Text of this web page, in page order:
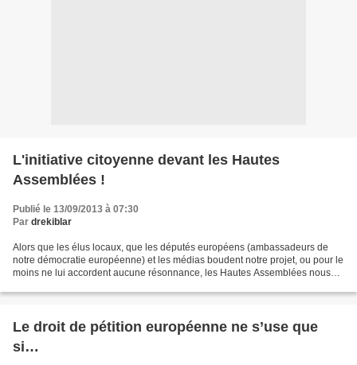
L'initiative citoyenne devant les Hautes
Assemblées !
Publié le 13/09/2013 à 07:30
Par drekiblar
Alors que les élus locaux, que les députés européens (ambassadeurs de
notre démocratie européenne) et les médias boudent notre projet, ou pour le
moins ne lui accordent aucune résonnance, les Hautes Assemblées nous
Le droit de pétition européenne ne s’use que
si…